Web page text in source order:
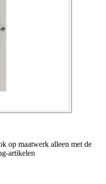
op maatwerk alleen met de
artikelen